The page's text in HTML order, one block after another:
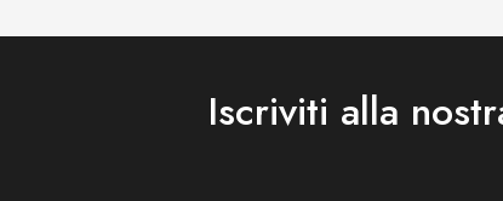
Iscriviti alla